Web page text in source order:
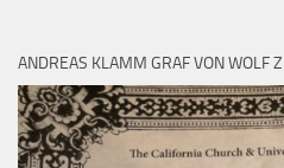
ANDREAS KLAMM GRAF VON WOLF